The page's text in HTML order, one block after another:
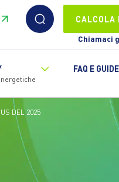
CALCOLA
Chiamaci
FAQ E GUIDE
DEL 2025